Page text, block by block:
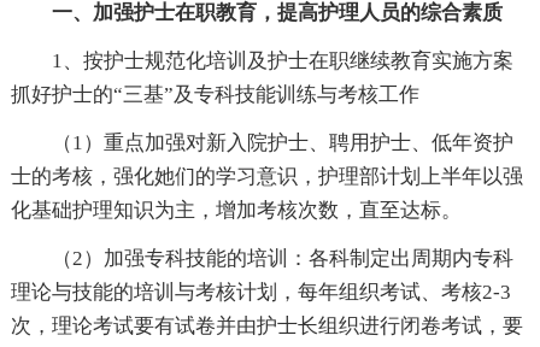
一、加强护士在职教育，提高护理人员的综合素质
1、按护士规范化培训及护士在职继续教育实施方案
抓好护士的“三基”及专科技能训练与考核工作
（1）重点加强对新入院护士、聘用护士、低年资护
士的考核，强化她们的学习意识，护理部计划上半年以强
化基础护理知识为主，增加考核次数，直至达标。
（2）加强专科技能的培训：各科制定出周期内专科
理论与技能的培训与考核计划，每年组织考试、考核2-3
次，理论考试要有试卷并由护士长组织进行闭卷考试，要